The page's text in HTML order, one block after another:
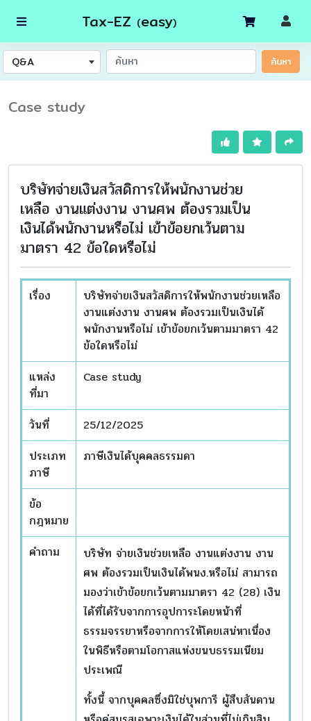
Tax-EZ (easy)
Q&A ค้นหา
Case study
บริษัทจ่ายเงินสวัสดิการให้พนักงานช่วย
เหลือ งานแต่งงาน งานศพ ต้องรวมเป็น
เงินได้พนักงานหรือไม่ เข้าข้อยกเว้นตาม
มาตรา 42 ข้อใดหรือไม่
เรื่อง
บริษัทจ่ายเงินสวัสดิการให้พนักงานช่วยเหลือ
งานแต่งงาน งานศพ ต้องรวมเป็นเงินได้
พนักงานหรือไม่ เข้าข้อยกเว้นตามมาตรา 42
ข้อใดหรือไม่
แหล่ง
ที่มา
Case study
วันที่
25/12/2025
ประเภท
ภาษี
ภาษีเงินได้บุคคลธรรมดา
ข้อ
กฎหมาย
คำถาม
บริษัท จ่ายเงินช่วยเหลือ งานแต่งงาน งาน
ศพ ต้องรวมเป็นเงินได้พนง.หรือไม่ สามารถ
มองว่าเข้าข้อยกเว้นตามมาตรา 42 (28) เงิน
ได้ที่ได้รับจากการอุปการะโดยหน้าที่
ธรรมจรรยาหรือจากการให้โดยเสน่หาเนื่อง
ในพิธีหรือตามโอกาสแห่งขนบธรรมเนียม
ประเพณี
ทั้งนี้ จากบุคคลซึ่งมิใช่บุพการี ผู้สืบสันดาน